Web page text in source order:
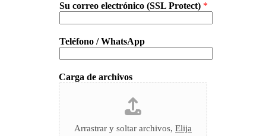
Su correo electrónico (SSL Protect) *
Teléfono / WhatsApp
Carga de archivos
Arrastrar y soltar archivos, Elija